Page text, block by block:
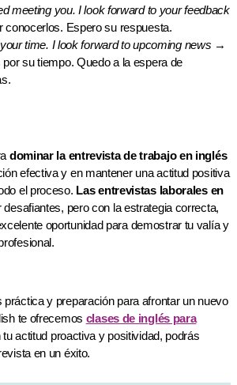
meeting you. I look forward to your feedback
conocerlos. Espero su respuesta.
time. I look forward to upcoming news →
su tiempo. Quedo a la espera de
dominar la entrevista de trabajo en inglés
efectiva y en mantener una actitud positiva
el proceso. Las entrevistas laborales en
pero con la estrategia correcta,
oportunidad para demostrar tu valía y
y preparación para afrontar un nuevo
te ofrecemos clases de inglés para
tu actitud proactiva y positividad, podrás
en un éxito.